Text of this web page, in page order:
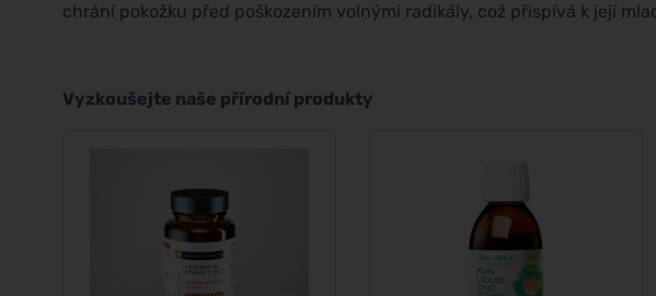
chrání pokožku před poškozením volnými radikály, což přispívá k její
Vyzkoušejte naše přírodní produkty